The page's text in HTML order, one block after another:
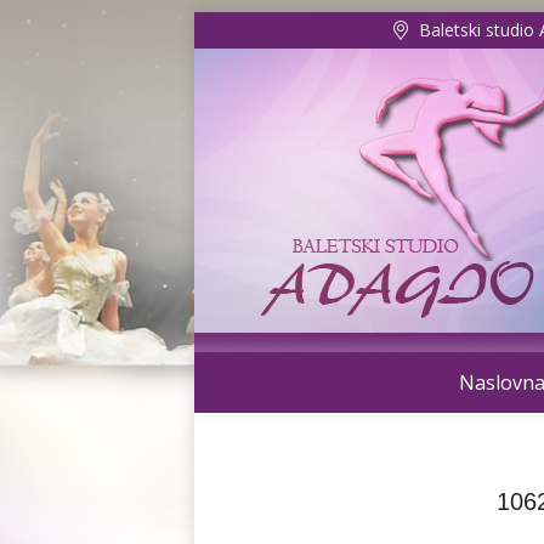
Baletski studio
Naslovna